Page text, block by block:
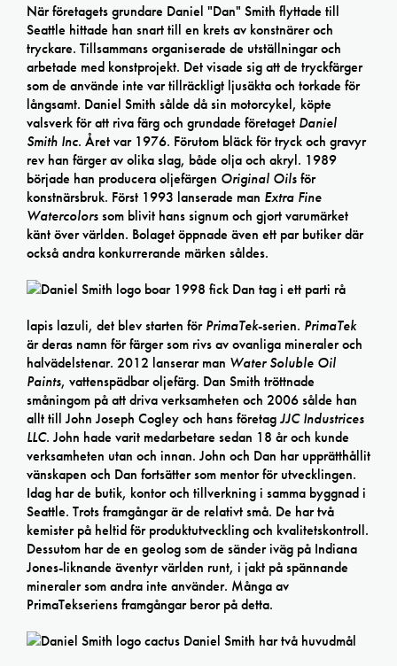
När företagets grundare Daniel "Dan" Smith flyttade till
Seattle hittade han snart till en krets av konstnärer och
tryckare. Tillsammans organiserade de utställningar och
arbetade med konstprojekt. Det visade sig att de tryckfärger
som de använde inte var tillräckligt ljusäkta och torkade för
långsamt. Daniel Smith sålde då sin motorcykel, köpte
valsverk för att riva färg och grundade företaget Daniel
Smith Inc. Året var 1976. Förutom bläck för tryck och gravyr
rev han färger av olika slag, både olja och akryl. 1989
började han producera oljefärgen Original Oilsför
konstnärsbruk. Först 1993 lanserade man Extra Fine
Watercolorssom blivit hans signum och gjort varumärket
känt över världen. Bolaget öppnade även ett par butiker där
också andra konkurrerande märken såldes.
1998 fick Dan tag i ett parti rå
lapis lazuli, det blev starten förPrimaTek-serien. PrimaTek
är deras namn för färger som rivs av ovanliga mineraler och
halvädelstenar. 2012 lanserar man Water Soluble Oil
Paints, vattenspädbar oljefärg. Dan Smith tröttnade
småningom på att driva verksamheten och 2006 sålde han
allt till John Joseph Cogley och hans företagJJC Industrices
LLC. John hade varit medarbetare sedan 18 år och kunde
verksamheten utan och innan. John och Dan har upprätthållit
vänskapen och Dan fortsätter som mentor för utvecklingen.
Idag har de butik, kontor och tillverkning i samma byggnad i
Seattle. Trots framgångar är de relativt små. De har två
kemister på heltid för produktutveckling och kvalitetskontroll.
Dessutom har de en geolog som de sänder iväg på Indiana
Jones-liknande äventyr världen runt, i jakt på spännande
mineraler som andra inte använder. Många av
PrimaTekseriens framgångar beror på detta.
Daniel Smith har två huvudmål